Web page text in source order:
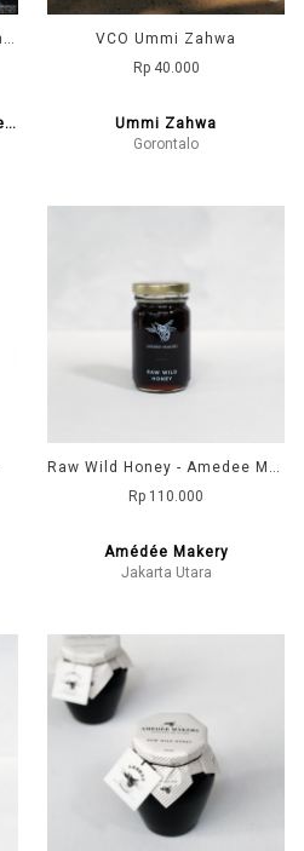
MBIOPRO herbal probiotik untuk stroke
HerbalistMart Toko Herbal Tegal
VCO Ummi Zahwa
Rp 40.000
Ummi Zahwa
Gorontalo
Raw Wild Honey - Amedee Makery
Rp 110.000
Amédée Makery
Jakarta Utara